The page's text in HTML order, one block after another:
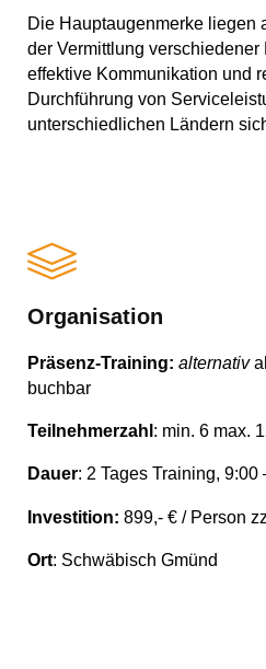
Die Hauptaugenmerke liegen
der Vermittlung verschiedener
effektive Kommunikation und
Durchführung von
unterschiedlichen Ländern
Organisation
Präsenz-Training: alternativ
buchbar
Teilnehmerzahl: min. 6 max.
Dauer: 2 Tages Training,
Investition: 899,- € / Person
Ort: Schwäbisch Gmünd